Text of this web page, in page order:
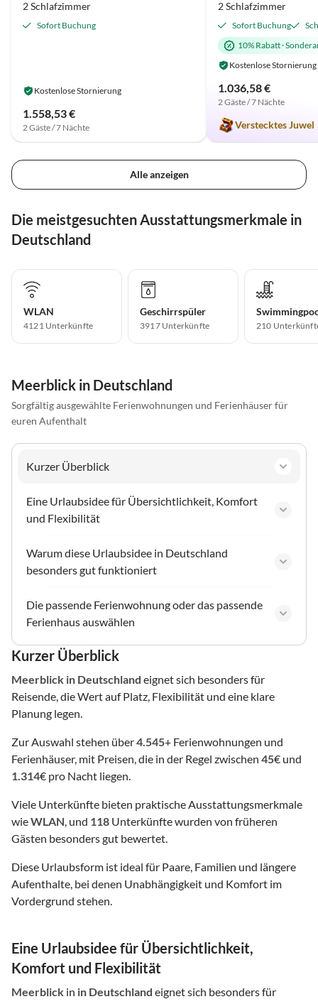
2 Schlafzimmer
Sofort Buchung
Kostenlose Stornierung
1.558,53 €
2 Gäste / 7 Nächte
2 Schlafzimmer
Sofort Buchung
10% Rabatt·
Kostenlose Stornierung
1.036,58 €
2 Gäste / 7 Nächte
Verstecktes Juwel
Alle anzeigen
Die meistgesuchten Ausstattungsmerkmale in
Deutschland
WLAN
4121 Unterkünfte
Geschirrspüler
3917 Unterkünfte 210
Meerblick in Deutschland
Sorgfältig ausgewählte Ferienwohnungen und Ferienhäuser für
euren Aufenthalt
Kurzer Überblick
Eine Urlaubsidee für Übersichtlichkeit, Komfort
und Flexibilität
Warum diese Urlaubsidee in Deutschland
besonders gut funktioniert
Die passende Ferienwohnung oder das passende
Ferienhaus auswählen
Kurzer Überblick
Meerblick in Deutschland eignet sich besonders für
Reisende, die Wert auf Platz, Flexibilität und eine klare
Planung legen.
Zur Auswahl stehen über4.545+ Ferienwohnungen und
Ferienhäuser, mit Preisen, die in der Regel zwischen 45€ und
1.314€ pro Nacht liegen.
Viele Unterkünfte bieten praktische Ausstattungsmerkmale
wieWLAN, und 118 Unterkünfte wurden von früheren
Gästen besonders gut bewertet.
Diese Urlaubsform ist ideal für Paare, Familien und längere
Aufenthalte, bei denen Unabhängigkeit und Komfort im
Vordergrund stehen.
Eine Urlaubsidee für Übersichtlichkeit,
Komfort und Flexibilität
Meerblick in in Deutschland eignet sich besonders für